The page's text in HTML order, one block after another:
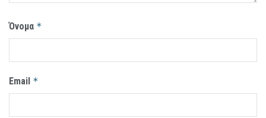
Όνομα *
Email *